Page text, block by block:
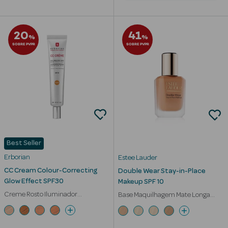
Coffrets
Acessórios
Rosto Luxo
Hidratantes
Séruns Faciais
Contorno de
20%
SOBRE PVPR
Best Seller
Erborian
CC Cream Colour-Correcting
Glow Effect SPF30
Creme Rosto Iluminador
Pigmentos Encapsulados
41%
SOBRE PVPR
Estee Lauder
Double Wear Stay-in-Place
Makeup SPF 10
Base Maquilhagem Mate Longa
Duração Waterproof 36h